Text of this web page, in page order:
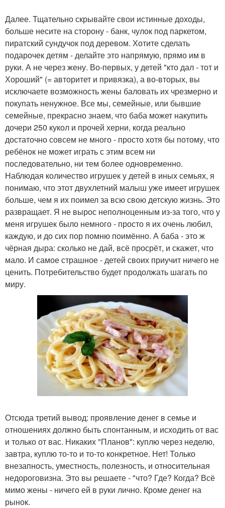
Далее. Тщательно скрывайте свои истинные доходы,
больше несите на сторону - банк, чулок под паркетом,
пиратский сундучок под деревом. Хотите сделать
подарочек детям - делайте это напрямую, прямо им в
руки. А не через жену. Во-первых, у детей "кто дал - тот и
Хороший" (= авторитет и привязка), а во-вторых, вы
исключаете возможность жены баловать их чрезмерно и
покупать ненужное. Все мы, семейные, или бывшие
семейные, прекрасно знаем, что баба может накупить
дочери 250 кукол и прочей херни, когда реально
достаточно совсем не много - просто хотя бы потому, что
ребёнок не может играть с этим всем ни
последовательно, ни тем более одновременно.
Наблюдая количество игрушек у детей в иных семьях, я
понимаю, что этот двухлетний малыш уже имеет игрушек
больше, чем я их поимел за всю свою детскую жизнь. Это
развращает. Я не вырос неполноценным из-за того, что у
меня игрушек было немного - просто я их очень любил,
каждую, и до сих пор помню поимённо. А баба - это ж
чёрная дыра: сколько не дай, всё просрёт, и скажет, что
мало. И самое страшное - детей своих приучит ничего не
ценить. Потребительство будет продолжать шагать по
миру.
Отсюда третий вывод: проявление денег в семье и
отношениях должно быть спонтанным, и исходить от вас
и только от вас. Никаких "Планов": куплю через неделю,
завтра, куплю то-то и то-то конкретное. Нет! Только
внезапность, уместность, полезность, и относительная
недороговизна. Это вы решаете - "что? Где? Когда? Всё
мимо жены - ничего ей в руки лично. Кроме денег на
рынок.